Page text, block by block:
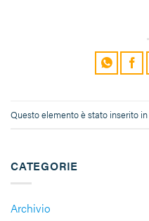
CATEGORIE
Archivio
Questo elemento è stato inserito in